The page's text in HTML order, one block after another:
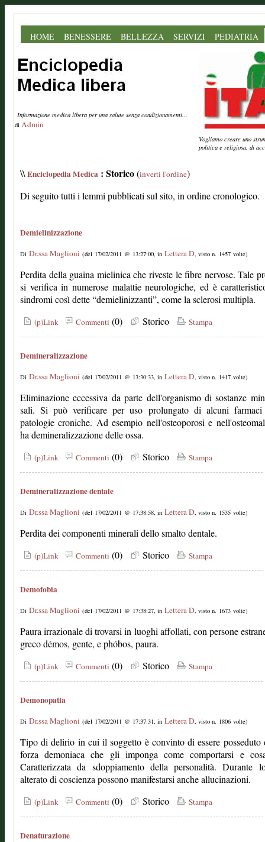
HOME BENESSERE BELLEZZA SERVIZI PEDIATRIA
Informazione medica libera per una salute senza condizionamenti...
di Admin
Vogliamo creare uno
politica e religiosa, di
\\Enciclopedia Medica : Storico(inverti l'ordine)
Di seguito tutti i lemmi pubblicati sul sito, in ordine cronologico.
Demielinizzazione
Di Dr.ssa Maglioni (del 17/02/2011 @ 13:27:00, in Lettera D, visto n. 1457 volte)
Perdita della guaina mielinica che riveste le fibre nervose. Tale
si verifica in numerose malattie neurologiche, ed è
sindromi così dette “demielinizzanti”, come la sclerosi multipla.
(p)Link Commenti (0) Storico Stampa
Demineralizzazione
Di Dr.ssa Maglioni (del 17/02/2011 @ 13:30:33, in Lettera D, visto n. 1417 volte)
Eliminazione eccessiva da parte dell'organismo di sostanze
sali. Si può verificare per uso prolungato di alcuni
patologie croniche. Ad esempio nell'osteoporosi e
ha demineralizzazione delle ossa.
(p)Link Commenti (0) Storico Stampa
Demineralizzazione dentale
Di Dr.ssa Maglioni (del 17/02/2011 @ 17:38:58, in Lettera D, visto n. 1535 volte)
Perdita dei componenti minerali dello smalto dentale.
(p)Link Commenti (0) Storico Stampa
Demofobia
Di Dr.ssa Maglioni (del 17/02/2011 @ 17:38:27, in Lettera D, visto n. 1673 volte)
Paura irrazionale di trovarsi in luoghi affollati, con persone
greco démos, gente, e phóbos, paura.
(p)Link Commenti (0) Storico Stampa
Demonopatia
Di Dr.ssa Maglioni (del 17/02/2011 @ 17:37:31, in Lettera D, visto n. 1806 volte)
Tipo di delirio in cui il soggetto è convinto di essere posseduto
forza demoniaca che gli imponga come comportarsi e
Caratterizzata da sdoppiamento della personalità. Durante
alterato di coscienza possono manifestarsi anche allucinazioni.
(p)Link Commenti (0) Storico Stampa
Denaturazione